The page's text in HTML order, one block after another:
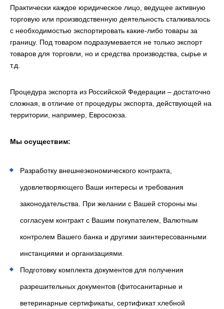
Практически каждое юридическое лицо, ведущее активную
торговую или производственную деятельность сталкивалось
с необходимостью экспортировать какие-либо товары за
границу. Под товаром подразумевается не только экспорт
товаров для торговли, но и средства производства, сырье и
т.д.
Процедура экспорта из Российской Федерации – достаточно
сложная, в отличие от процедуры экспорта, действующей на
территории, например, Евросоюза.
Мы осуществим:
Разработку внешнеэкономического контракта,
удовлетворяющего Ваши интересы и требования
законодательства. При желании с Вашей стороны мы
согласуем контракт с Вашим покупателем, Валютным
контролем Вашего банка и другими заинтересованными
инстанциями и организациями.
Подготовку комплекта документов для получения
разрешительных документов (фитосанитарные и
ветеринарные сертификаты, сертификат хлебной